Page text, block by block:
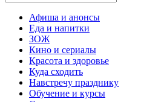
Афиша и анонсы
Еда и напитки
ЗОЖ
Кино и сериалы
Красота и здоровье
Куда сходить
Навстречу празднику
Обучение и курсы